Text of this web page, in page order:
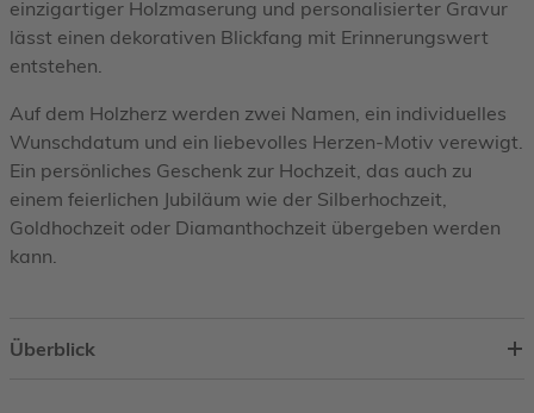
einzigartiger Holzmaserung und personalisierter Gravur
lässt einen dekorativen Blickfang mit Erinnerungswert
entstehen.
Auf dem Holzherz werden zwei Namen, ein individuelles
Wunschdatum und ein liebevolles Herzen-Motiv verewigt.
Ein persönliches Geschenk zur Hochzeit, das auch zu
einem feierlichen Jubiläum wie der Silberhochzeit,
Goldhochzeit oder Diamanthochzeit übergeben werden
kann.
Überblick